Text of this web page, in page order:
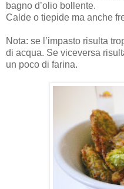
bagno d’olio bollente.
Calde o tiepide ma anche
Nota: se l’impasto risulta
di acqua. Se viceversa
un poco di farina.